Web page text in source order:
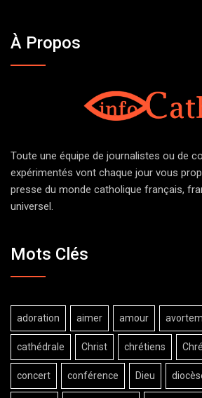
À Propos
Toute une équipe de journalistes ou de
expérimentés vont chaque jour vous
presse du monde catholique français,
universel.
Mots Clés
adoration aimer amour
cathédrale Christ chrétiens
concert conférence Dieu